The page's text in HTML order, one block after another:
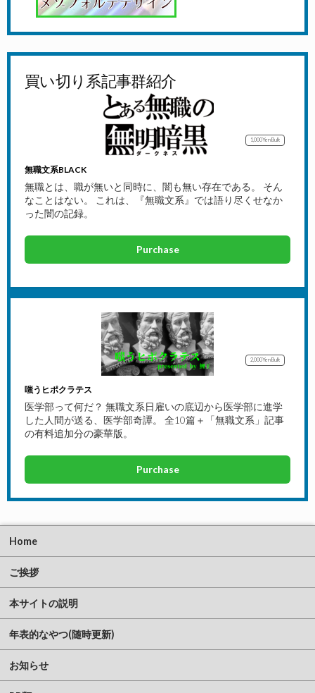
買い切り系記事群紹介
1,000YenBulk
無職文系BLACK
無職とは、職が無いと同時に、闇も無い存在である。 そん
なことはない。 これは、『無職文系』では語り尽くせなか
った闇の記録。
Purchase
2,000YenBulk
嗤うヒポクラテス
医学部って何だ？ 無職文系日雇いの底辺から医学部に進学
した人間が送る、医学部奇譚。 全10篇＋「無職文系」記事
の有料追加分の豪華版。
Purchase
Home
ご挨拶
本サイトの説明
年表的なやつ(随時更新)
お知らせ